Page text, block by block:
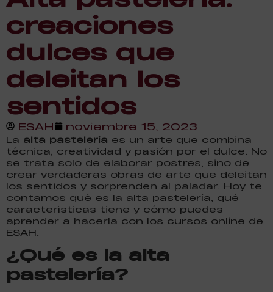
creaciones
dulces que
deleitan los
sentidos
ESAH noviembre 15, 2023
La alta pastelería es un arte que combina
técnica, creatividad y pasión por el dulce. No
se trata solo de elaborar postres, sino de
crear verdaderas obras de arte que deleitan
los sentidos y sorprenden al paladar. Hoy te
contamos qué es la alta pastelería, qué
características tiene y cómo puedes
aprender a hacerla con los cursos online de
ESAH.
¿Qué es la alta
pastelería?